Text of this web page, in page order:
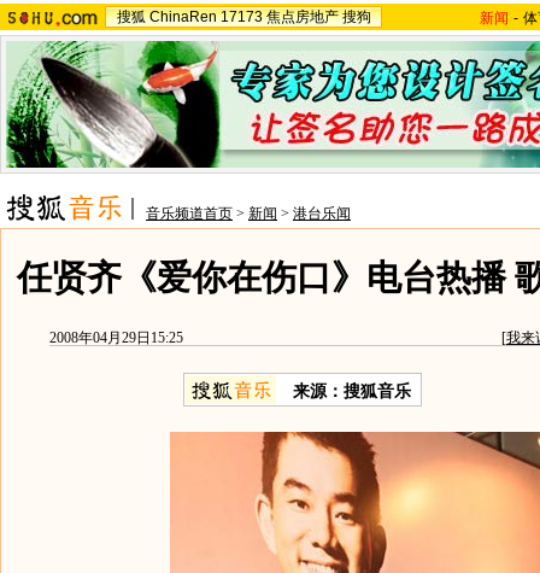
搜狐 ChinaRen 17173 焦点房地产 搜狗 新闻 -
音乐频道首页 > 新闻 > 港台乐闻
任贤齐《爱你在伤口》电台热播
2008年04月29日15:25 [我来
来源：搜狐音乐